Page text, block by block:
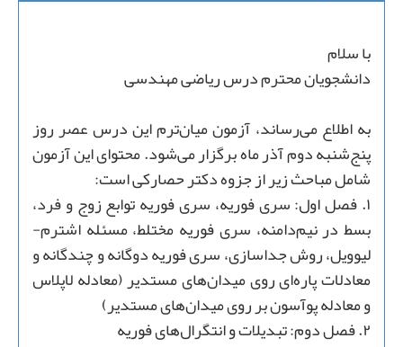
با سلام
دانشجویان محترم درس ریاضی مهندسی
به اطلاع می‌رساند، آزمون میان‌ترم این درس عصر روز
پنج‌شنبه دوم آذر ماه برگزار می‌شود. محتوای این آزمون
شامل مباحث زیر از جزوه دکتر حصارکی است:
۱. فصل اول: سری فوریه، سری فوریه توابع زوج و فرد،
بسط در نیم‌دامنه، سری فوریه مختلط، مسئله اشترم-
لیوویل، روش جداسازی، سری فوریه دوگانه و چندگانه و
معادلات پاره‌ای روی میدان‌های مستدیر (معادله لاپلاس
و معادله پوآسون بر روی میدان‌های مستدیر)
۲. فصل دوم: تبدیلات و انتگرال‌های فوریه